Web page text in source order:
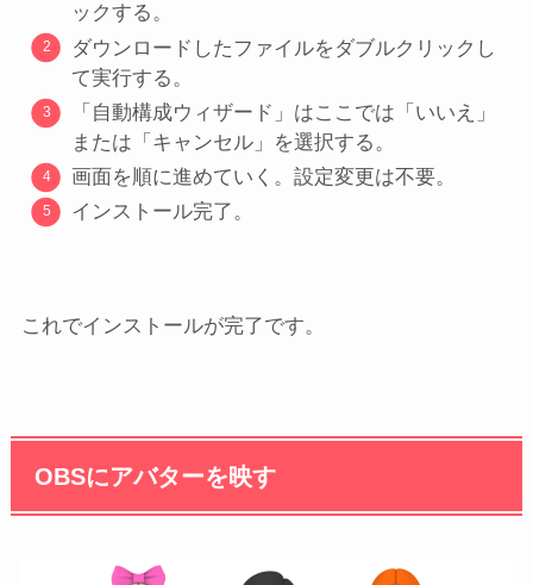
ックする。
ダウンロードしたファイルをダブルクリックし
て実行する。
「自動構成ウィザード」はここでは「いいえ」
または「キャンセル」を選択する。
画面を順に進めていく。設定変更は不要。
インストール完了。
これでインストールが完了です。
OBSにアバターを映す